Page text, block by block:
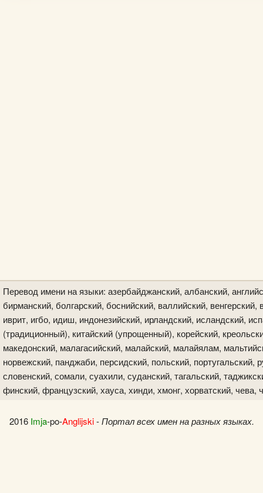
Перевод имени на языки: азербайджанский, албанский,
бирманский, болгарский, боснийский, валлийский, венгерский,
иврит, игбо, идиш, индонезийский, ирландский, исландский,
(традиционный), китайский (упрощенный), корейский,
македонский, малагасийский, малайский, малайялам,
норвежский, панджаби, персидский, польский, португальский,
словенский, сомали, суахили, суданский, тагальский,
финский, французский, хауса, хинди, хмонг, хорватский,
2016 Imja-po-Anglijski-Портал всех имен на разных языках.